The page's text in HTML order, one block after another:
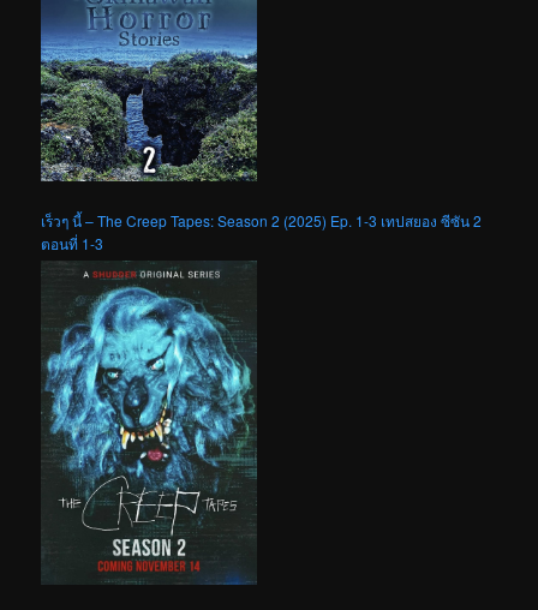
เร็วๆ นี้ – The Creep Tapes: Season 2 (2025) Ep. 1-3 เทปสยอง ซีซัน 2
ตอนที่ 1-3